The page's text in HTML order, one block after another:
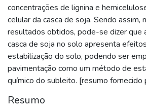
concentrações de lignina e
celular da casca de soja. Sendo assim,
resultados obtidos, pode-se dizer que
casca de soja no solo apresenta
estabilização do solo, podendo ser
pavimentação como um método de
químico do subleito. [resumo fornecido
Resumo